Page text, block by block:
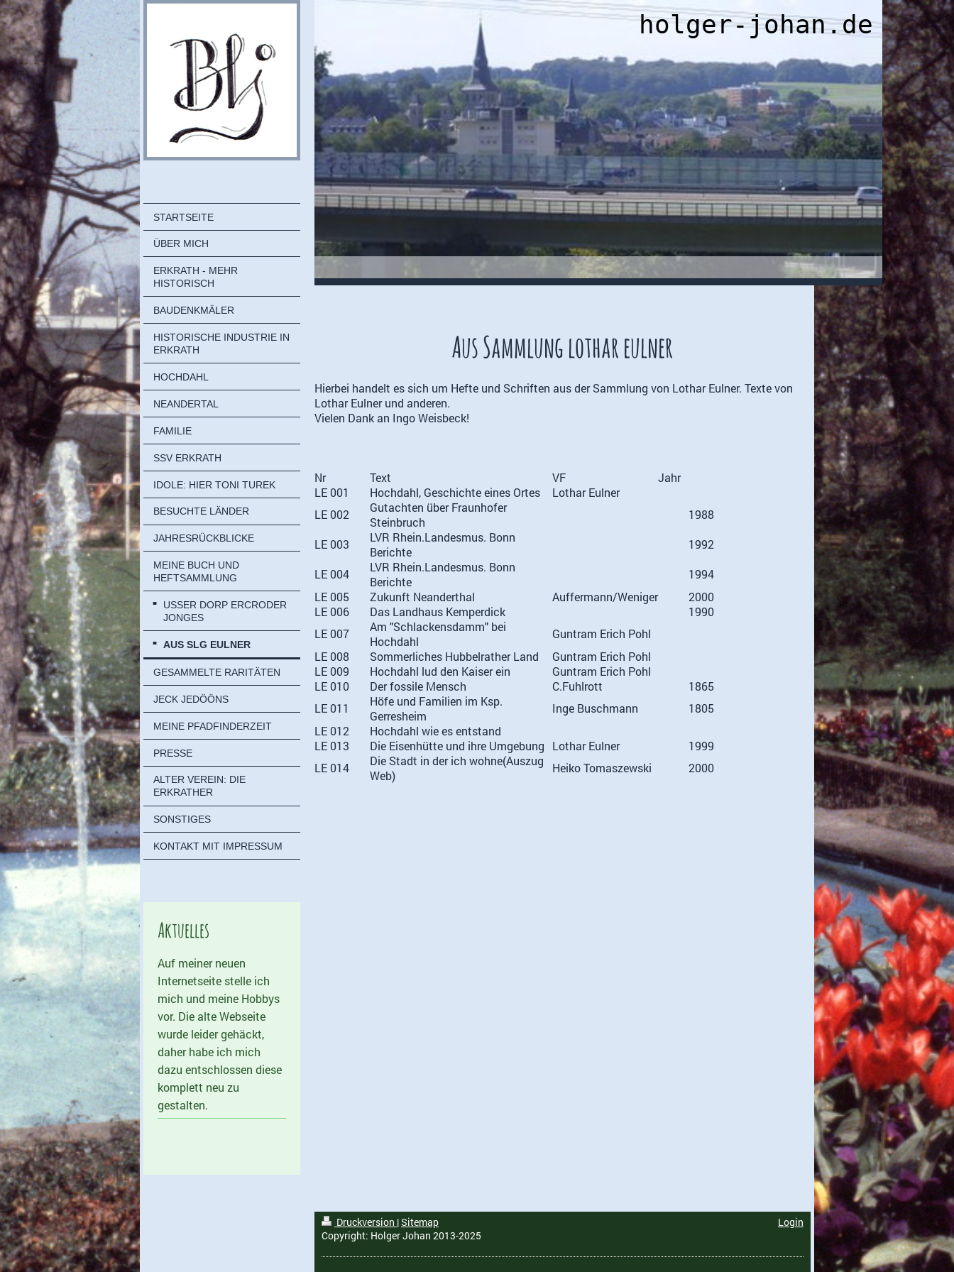
STARTSEITE
ÜBER MICH
ERKRATH - MEHR
HISTORISCH
BAUDENKMÄLER
HISTORISCHE INDUSTRIE IN
ERKRATH
HOCHDAHL
NEANDERTAL
FAMILIE
SSV ERKRATH
IDOLE: HIER TONI TUREK
BESUCHTE LÄNDER
JAHRESRÜCKBLICKE
MEINE BUCH UND
HEFTSAMMLUNG
USSER DORP ERCRODER
JONGES
AUS SLG EULNER
GESAMMELTE RARITÄTEN
JECK JEDÖÖNS
MEINE PFADFINDERZEIT
PRESSE
ALTER VEREIN: DIE
ERKRATHER
SONSTIGES
KONTAKT MIT IMPRESSUM
Aktuelles
Auf meiner neuen
Internetseite stelle ich
mich und meine Hobbys
vor. Die alte Webseite
wurde leider gehäckt,
daher habe ich mich
dazu entschlossen diese
komplett neu zu
gestalten.
holger-johan.de
Aus Sammlung lothar eulner
Hierbei handelt es sich um Hefte und Schriften aus der Sammlung von Lothar Eulner. Texte von
Lothar Eulner und anderen.
Vielen Dank an Ingo Weisbeck!
Nr Text VF
Jahr
LE 001
Hochdahl, Geschichte eines Ortes
Lothar Eulner
LE 002
Gutachten über Fraunhofer
Steinbruch
1988
LE 003
LVR Rhein.Landesmus. Bonn
Berichte
1992
LE 004
LVR Rhein.Landesmus. Bonn
Berichte
1994
LE 005
Zukunft Neanderthal Auffermann/Weniger
2000
LE 006
Das Landhaus Kemperdick
1990
LE 007
Am "Schlackensdamm" bei
Hochdahl
Guntram Erich Pohl
LE 008
Sommerliches Hubbelrather Land
Guntram Erich Pohl
LE 009
Hochdahl lud den Kaiser ein
Guntram Erich Pohl
LE 010
Der fossile Mensch C.Fuhlrott
1865
LE 011
Höfe und Familien im Ksp.
Gerresheim
Inge Buschmann
1805
LE 012
Hochdahl wie es entstand
LE 013
Die Eisenhütte und ihre Umgebung Lothar Eulner
1999
LE 014
Die Stadt in der ich wohne(Auszug
Web)
Heiko Tomaszewski 2000
Druckversion |Sitemap
Copyright: Holger Johan 2013-2025
Login